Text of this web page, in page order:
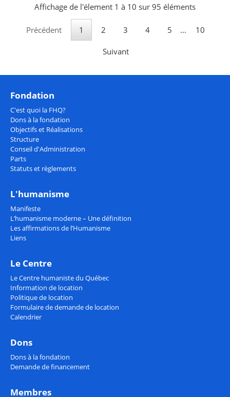
Affichage de l'élement 1 à 10 sur 95 éléments
Précédent 1 2 3 4 5 … 10
Suivant
Fondation
C'est quoi la FHQ?
Dons à la fondation
Objectifs et Réalisations
Structure
Conseil d'Administration
Parts
Statuts et règlements
L'humanisme
Manifeste
L’humanisme moderne – Une définition
Les affirmations de l’Humanisme
Liens
Le Centre
Le Centre humaniste du Québec
Information de location
Politique de location
Formulaire de demande de location
Calendrier
Dons
Dons à la fondation
Demande de financement
Membres